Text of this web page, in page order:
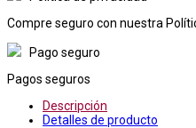
Compre seguro con nuestra
Pago seguro
Pagos seguros
Descripción
Detalles de producto